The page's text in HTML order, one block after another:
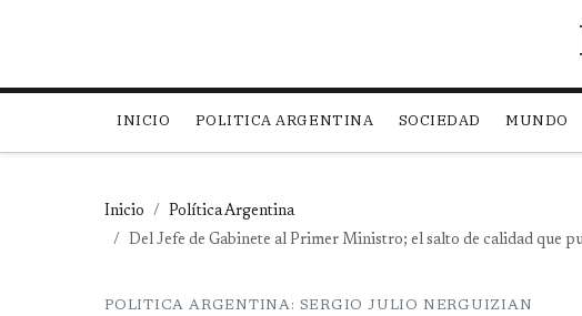
INICIO POLITICA ARGENTINA SOCIEDAD MUNDO
Inicio
Política Argentina
Del Jefe de Gabinete al Primer Ministro; el salto de calidad que
POLITICA ARGENTINA: SERGIO JULIO NERGUIZIAN